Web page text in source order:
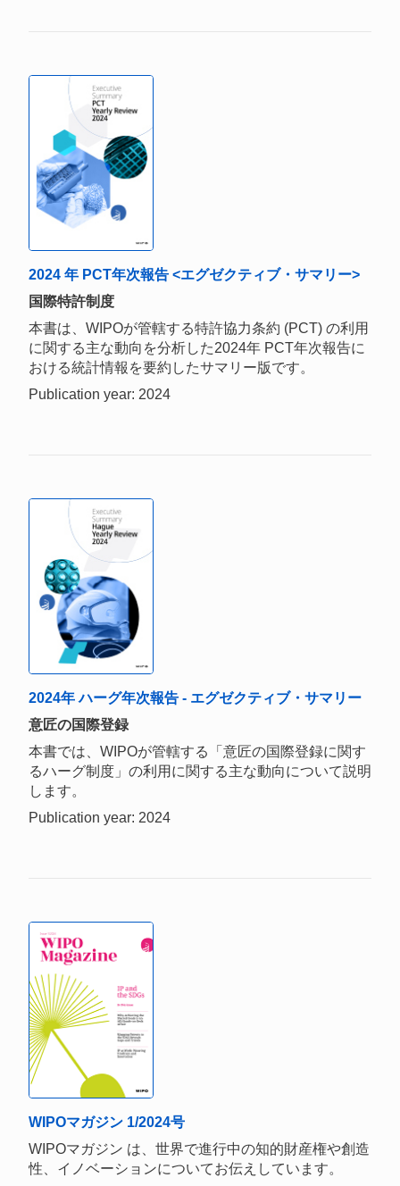
2024 年 PCT年次報告 <エグゼクティブ・サマリー>
国際特許制度
本書は、WIPOが管轄する特許協力条約 (PCT) の利用
に関する主な動向を分析した2024年 PCT年次報告に
おける統計情報を要約したサマリー版です。
Publication year: 2024
2024年 ハーグ年次報告 - エグゼクティブ・サマリー
意匠の国際登録
本書では、WIPOが管轄する「意匠の国際登録に関す
るハーグ制度」の利用に関する主な動向について説明
します。
Publication year: 2024
WIPOマガジン 1/2024号
WIPOマガジン は、世界で進行中の知的財産権や創造
性、イノベーションについてお伝えしています。